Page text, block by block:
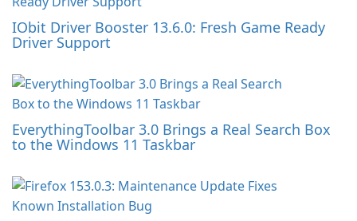
IObit Driver Booster 13.6.0: Fresh Game Ready
Driver Support
EverythingToolbar 3.0 Brings a Real Search Box
to the Windows 11 Taskbar